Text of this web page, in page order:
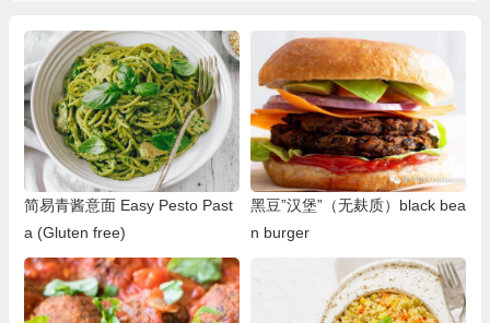
简易青酱意面 Easy Pesto Past
a (Gluten free)
黑豆”汉堡”（无麸质）black bea
n burger